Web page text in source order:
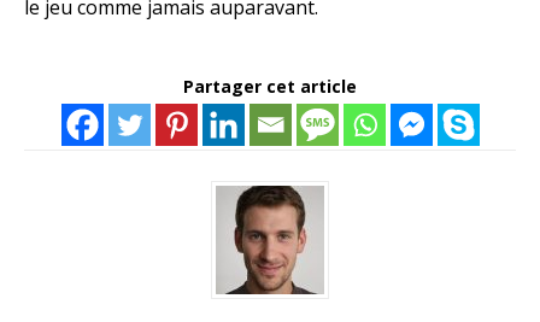
le jeu comme jamais auparavant.
Partager cet article